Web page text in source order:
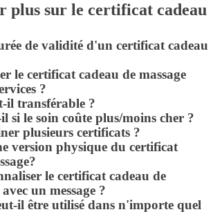
plus sur le certificat cadeau
de validité d'un certificat cadeau
le certificat cadeau de massage
?
il transférable ?
il si le soin coûte plus/moins cher ?
plusieurs certificats ?
version physique du certificat
le certificat cadeau de
un message ?
il être utilisé dans n'importe quel